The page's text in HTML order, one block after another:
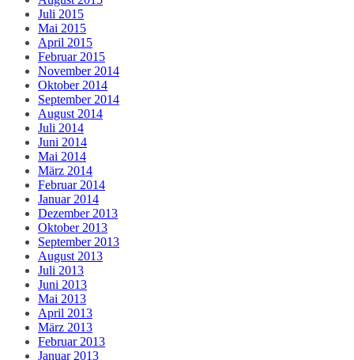
Juli 2015
Mai 2015
April 2015
Februar 2015
November 2014
Oktober 2014
September 2014
August 2014
Juli 2014
Juni 2014
Mai 2014
März 2014
Februar 2014
Januar 2014
Dezember 2013
Oktober 2013
September 2013
August 2013
Juli 2013
Juni 2013
Mai 2013
April 2013
März 2013
Februar 2013
Januar 2013